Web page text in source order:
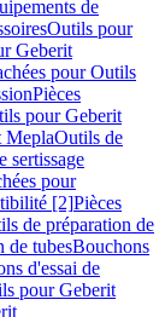
de
Outils pour
Geberit
pour Outils
Pièces
pour Geberit
MeplaOutils de
sertissage
pour
[2]Pièces
de préparation de
de tubesBouchons
d'essai de
pour Geberit